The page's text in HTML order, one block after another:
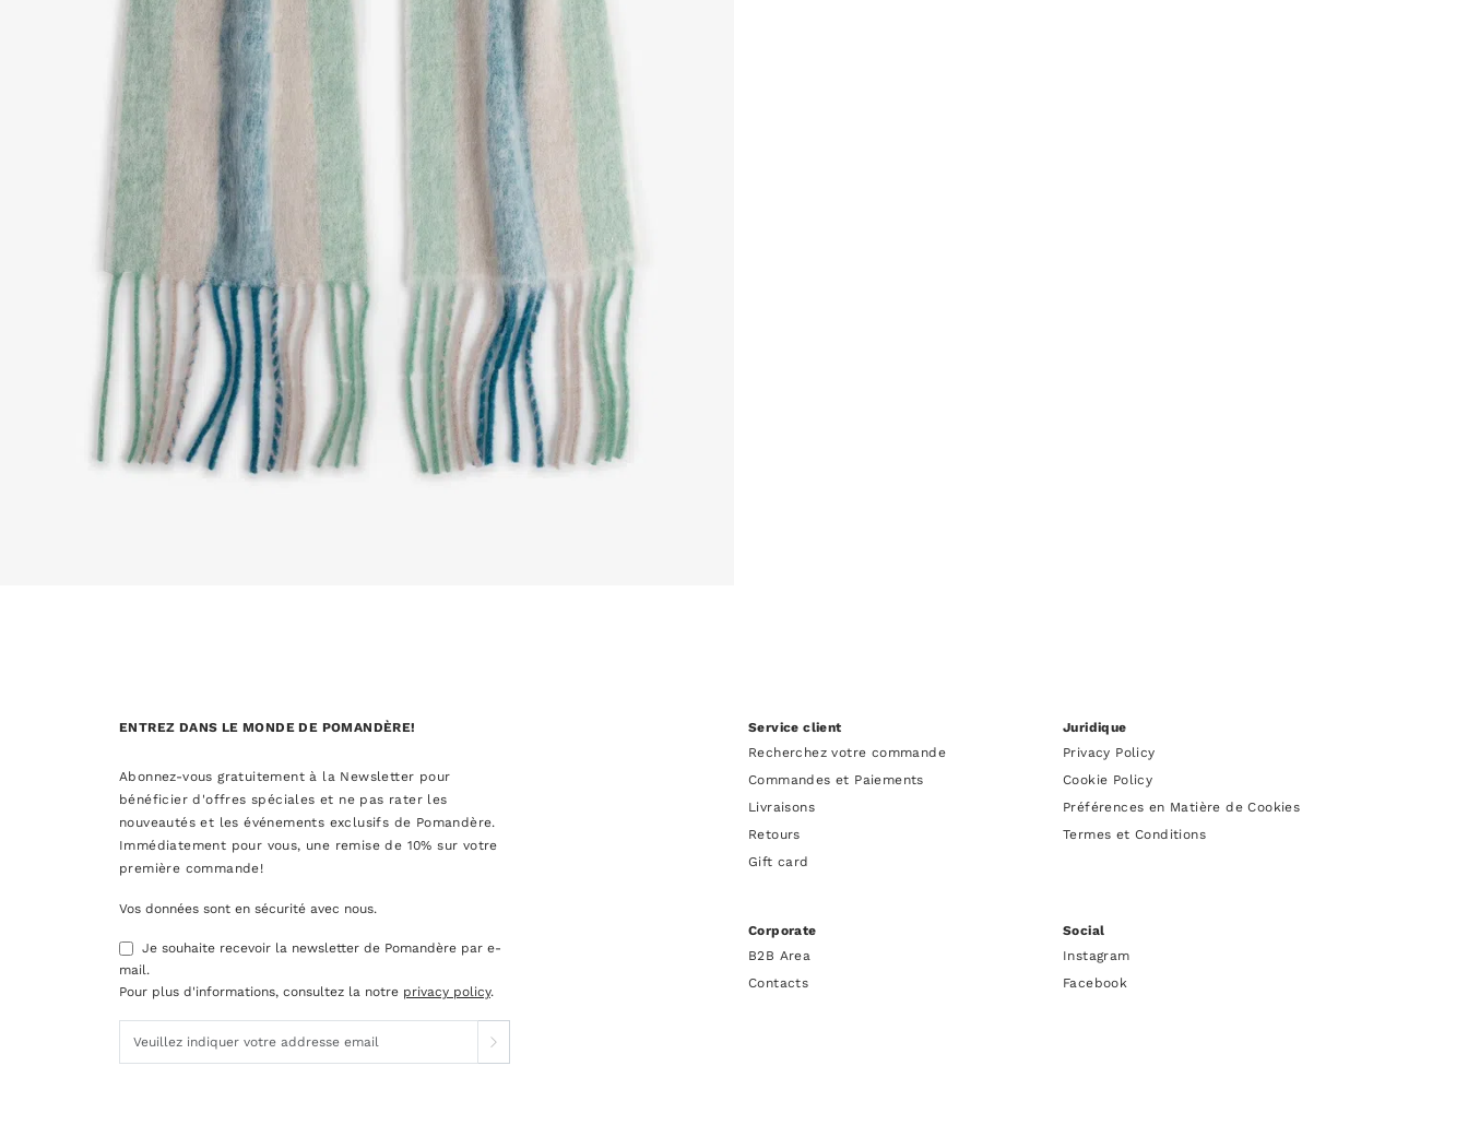
ENTREZ DANS LE MONDE DE POMANDÈRE!
Abonnez-vous gratuitement à la Newsletter pour
bénéficier d'offres spéciales et ne pas rater les
nouveautés et les événements exclusifs de Pomandère.
Immédiatement pour vous, une remise de 10% sur votre
première commande!
Vos données sont en sécurité avec nous.
Je souhaite recevoir la newsletter de Pomandère par e-
mail.
Pour plus d'informations, consultez la notre privacy policy.
Service client
Recherchez votre commande
Commandes et Paiements
Livraisons
Retours
Gift card
Juridique
Privacy Policy
Cookie Policy
Préférences en Matière de Cookies
Termes et Conditions
Corporate
B2B Area
Contacts
Social
Instagram
Facebook